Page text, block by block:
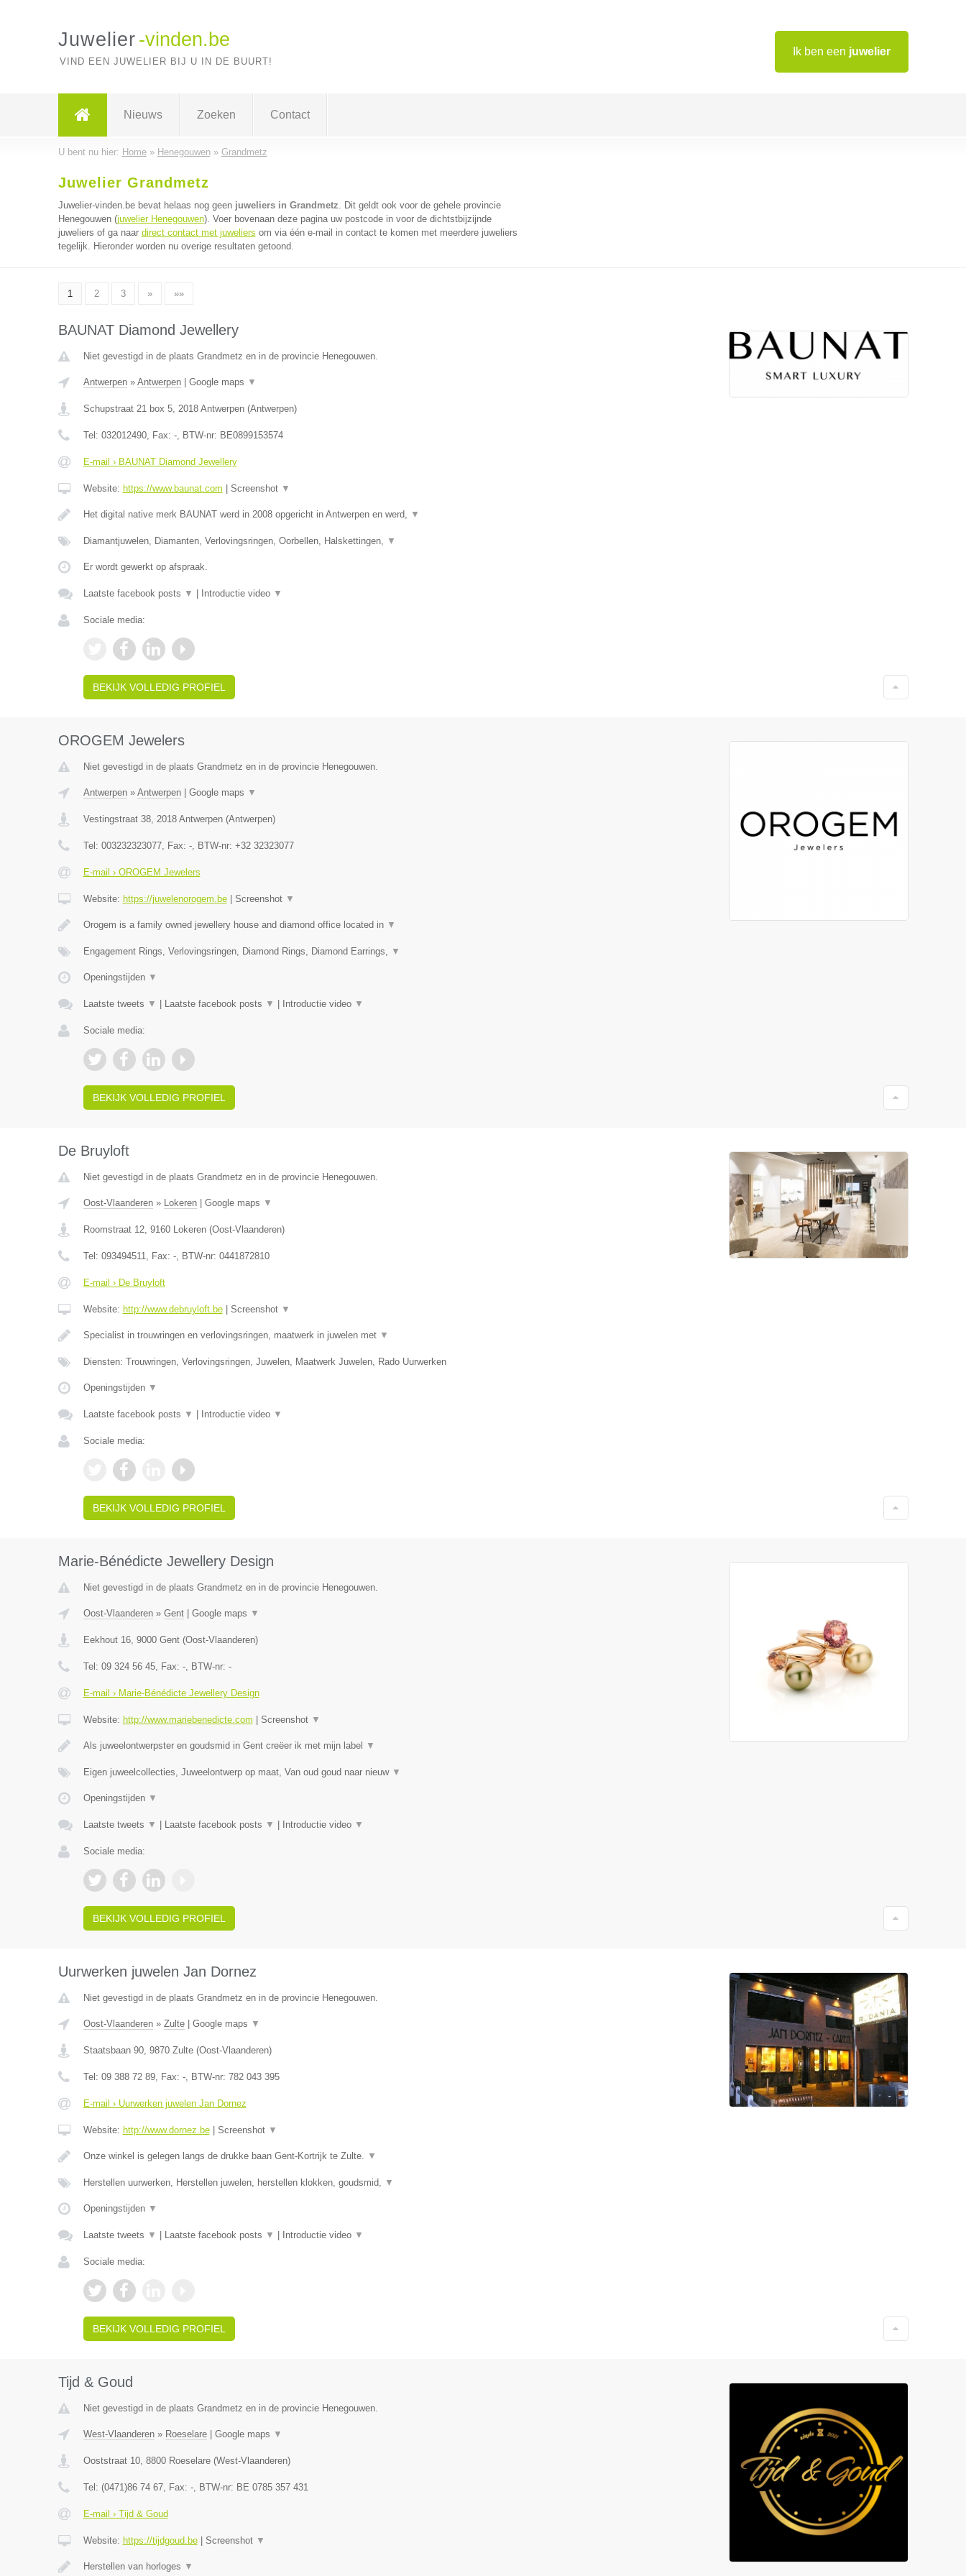
Ik ben een juwelier
Juwelier -vinden.be
VIND EEN JUWELIER BIJ U IN DE BUURT!
Nieuws Zoeken Contact
U bent nu hier: Home» Henegouwen» Grandmetz
Juwelier Grandmetz
Juwelier-vinden.be bevat helaas nog geen juweliers in Grandmetz. Dit geldt ook voor de gehele provincie
Henegouwen (juwelier Henegouwen). Voer bovenaan deze pagina uw postcode in voor de dichtstbijzijnde
juweliers of ga naar direct contact met juweliers om via één e-mail in contact te komen met meerdere juweliers
tegelijk. Hieronder worden nu overige resultaten getoond.
1 2 3 » »»
BAUNAT Diamond Jewellery
Niet gevestigd in de plaats Grandmetz en in de provincie Henegouwen.
Antwerpen» Antwerpen| Google maps ▼
Schupstraat 21 box 5, 2018 Antwerpen(Antwerpen)
Tel: 032012490, Fax: -, BTW-nr: BE0899153574
E-mail › BAUNAT Diamond Jewellery
Website: https://www.baunat.com Screenshot ▼
Het digital native merk BAUNAT werd in 2008 opgericht in Antwerpen en werd, ▼
Diamantjuwelen, Diamanten, Verlovingsringen, Oorbellen, Halskettingen, ▼
Er wordt gewerkt op afspraak.
Laatste facebook posts ▼ Introductie video ▼
Sociale media:
BEKIJK VOLLEDIG PROFIEL
OROGEM Jewelers
Niet gevestigd in de plaats Grandmetz en in de provincie Henegouwen.
Antwerpen» Antwerpen| Google maps ▼
Vestingstraat 38, 2018 Antwerpen(Antwerpen)
Tel: 003232323077, Fax: -, BTW-nr: +32 32323077
E-mail › OROGEM Jewelers
Website: https://juwelenorogem.be| Screenshot ▼
Orogem is a family owned jewellery house and diamond office located in ▼
Engagement Rings, Verlovingsringen, Diamond Rings, Diamond Earrings, ▼
Openingstijden ▼
Laatste tweets ▼ Laatste facebook posts ▼ Introductie video ▼
Sociale media:
BEKIJK VOLLEDIG PROFIEL
De Bruyloft
Niet gevestigd in de plaats Grandmetz en in de provincie Henegouwen.
Oost-Vlaanderen» Lokeren| Google maps ▼
Roomstraat 12, 9160 Lokeren(Oost-Vlaanderen)
Tel: 093494511, Fax: -, BTW-nr: 0441872810
E-mail › De Bruyloft
Website: http://www.debruyloft.be| Screenshot ▼
Specialist in trouwringen en verlovingsringen, maatwerk in juwelen met ▼
Diensten: Trouwringen, Verlovingsringen, Juwelen, Maatwerk Juwelen, Rado Uurwerken
Openingstijden ▼
Laatste facebook posts ▼ Introductie video ▼
Sociale media:
BEKIJK VOLLEDIG PROFIEL
Marie-Bénédicte Jewellery Design
Niet gevestigd in de plaats Grandmetz en in de provincie Henegouwen.
Oost-Vlaanderen» Gent| Google maps ▼
Eekhout 16, 9000 Gent(Oost-Vlaanderen)
Tel: 09 324 56 45, Fax: -, BTW-nr: -
E-mail › Marie-Bénédicte Jewellery Design
Website: http://www.mariebenedicte.com Screenshot ▼
Als juweelontwerpster en goudsmid in Gent creëer ik met mijn label ▼
Eigen juweelcollecties, Juweelontwerp op maat, Van oud goud naar nieuw ▼
Openingstijden ▼
Laatste tweets ▼ Laatste facebook posts ▼ Introductie video ▼
Sociale media:
BEKIJK VOLLEDIG PROFIEL
Uurwerken juwelen Jan Dornez
Niet gevestigd in de plaats Grandmetz en in de provincie Henegouwen.
Oost-Vlaanderen» Zulte| Google maps ▼
Staatsbaan 90, 9870 Zulte(Oost-Vlaanderen)
Tel: 09 388 72 89, Fax: -, BTW-nr: 782 043 395
E-mail › Uurwerken juwelen Jan Dornez
Website: http://www.dornez.be| Screenshot ▼
Onze winkel is gelegen langs de drukke baan Gent-Kortrijk te Zulte. ▼
Herstellen uurwerken, Herstellen juwelen, herstellen klokken, goudsmid, ▼
Openingstijden ▼
Laatste tweets ▼ Laatste facebook posts ▼ Introductie video ▼
Sociale media:
BEKIJK VOLLEDIG PROFIEL
Tijd & Goud
Niet gevestigd in de plaats Grandmetz en in de provincie Henegouwen.
West-Vlaanderen» Roeselare| Google maps ▼
Ooststraat 10, 8800 Roeselare(West-Vlaanderen)
Tel: (0471)86 74 67, Fax: -, BTW-nr: BE 0785 357 431
E-mail › Tijd & Goud
Website: https://tijdgoud.be| Screenshot ▼
Herstellen van horloges ▼